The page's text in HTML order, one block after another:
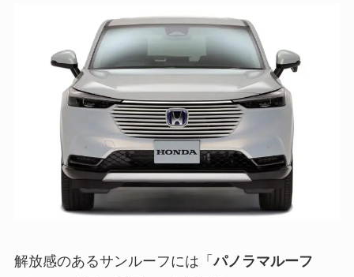
解放感のあるサンルーフには「パノラマルーフ